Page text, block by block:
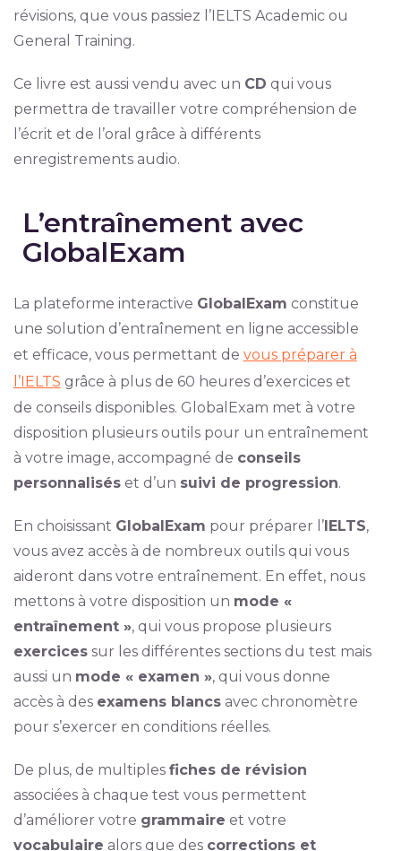
révisions, que vous passiez l’IELTS Academic ou
General Training.
Ce livre est aussi vendu avec un CD qui vous
permettra de travailler votre compréhension de
l’écrit et de l’oral grâce à différents
enregistrements audio.
L’entraînement avec
GlobalExam
La plateforme interactive GlobalExam constitue
une solution d’entraînement en ligne accessible
et efficace, vous permettant de vous préparer à
l’IELTS grâce à plus de 60 heures d’exercices et
de conseils disponibles. GlobalExam met à votre
disposition plusieurs outils pour un entraînement
à votre image, accompagné de conseils
personnaliséset d’un suivi de progression.
En choisissant GlobalExam pour préparer l’IELTS,
vous avez accès à de nombreux outils qui vous
aideront dans votre entraînement. En effet, nous
mettons à votre disposition un mode «
entraînement », qui vous propose plusieurs
exercicessur les différentes sections du test mais
aussi un mode « examen », qui vous donne
accès à des examens blancsavec chronomètre
pour s’exercer en conditions réelles.
De plus, de multiples fiches de révision
associées à chaque test vous permettent
d’améliorer votre grammaire et votre
vocabulaire alors que des corrections et